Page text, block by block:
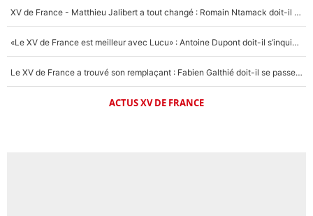
XV de France - Matthieu Jalibert a tout changé : Romain Ntamack doit-il s’inquiéter pour sa place à un an de la Coupe du monde ?
«Le XV de France est meilleur avec Lucu» : Antoine Dupont doit-il s’inquiéter pour sa place ?
Le XV de France a trouvé son remplaçant : Fabien Galthié doit-il se passer d'Antoine Dupont ?
ACTUS XV DE FRANCE